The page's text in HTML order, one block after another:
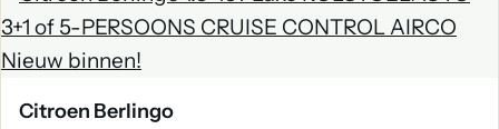
Citroen Berlingo